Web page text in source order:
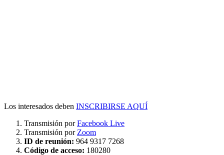
Los interesados deben INSCRIBIRSE AQUÍ
Transmisión porFacebook Live
Transmisión por Zoom
ID de reunión: 964 9317 7268
Código de acceso: 180280